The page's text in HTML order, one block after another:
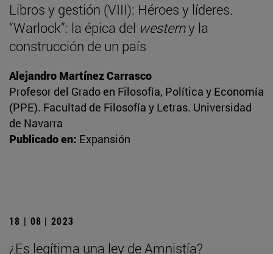
Libros y gestión (VIII): Héroes y líderes.
“Warlock”: la épica del westerny la
construcción de un país
Alejandro Martínez Carrasco
Profesor del Grado en Filosofía, Política y Economía
(PPE). Facultad de Filosofía y Letras. Universidad
de Navarra
Publicado en: Expansión
18 | 08 | 2023
¿Es legítima una ley de Amnistía?